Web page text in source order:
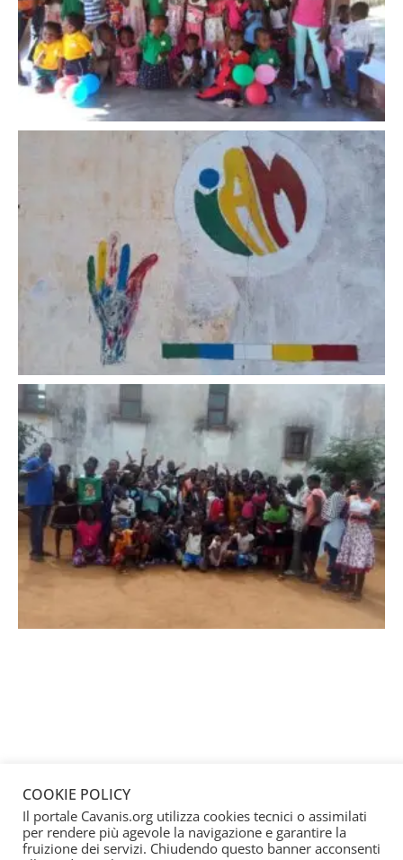
COOKIE POLICY
Il portale Cavanis.org utilizza cookies tecnici o assimilati
per rendere più agevole la navigazione e garantire la
fruizione dei servizi. Chiudendo questo banner acconsenti